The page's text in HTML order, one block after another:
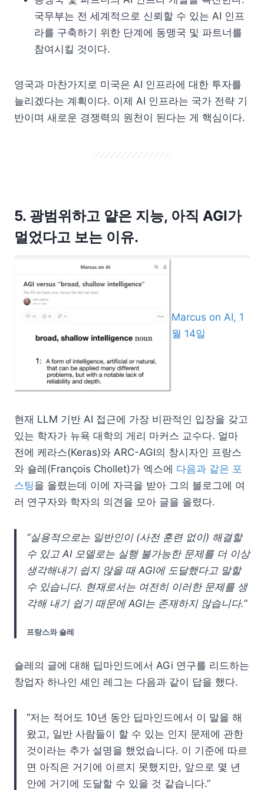
국무부는 전 세계적으로 신뢰할 수 있는 AI 인프
라를 구축하기 위한 단계에 동맹국 및 파트너를
참여시킬 것이다.
영국과 마찬가지로 미국은 AI 인프라에 대한 투자를
늘리겠다는 계획이다. 이제 AI 인프라는 국가 전략 기
반이며 새로운 경쟁력의 원천이 된다는 게 핵심이다.
5. 광범위하고 얕은 지능, 아직 AGI가
멀었다고 보는 이유.
Marcus on AI, 1
월 14일
현재 LLM 기반 AI 접근에 가장 비판적인 입장을 갖고
있는 학자가 뉴욕 대학의 게리 마커스 교수다. 얼마
전에 케라스(Keras)와 ARC-AGI의 창시자인 프랑스
와 숄레(François Chollet)가 엑스에 다음과 같은 포
스팅을 올렸는데 이에 자극을 받아 그의 블로그에 여
러 연구자와 학자의 의견을 모아 글을 올렸다.
“실용적으로는 일반인이 (사전 훈련 없이) 해결할
수 있고 AI 모델로는 실행 불가능한 문제를 더 이상
생각해내기 쉽지 않을 때 AGI에 도달했다고 말할
수 있습니다. 현재로서는 여전히 이러한 문제를 생
각해 내기 쉽기 때문에 AGI는 존재하지 않습니다.”
프랑스와 숄레
숄레의 글에 대해 딥마인드에서 AGi 연구를 리드하는
창업자 하나인 셰인 레그는 다음과 같이 답을 했다.
“저는 적어도 10년 동안 딥마인드에서 이 말을 해
왔고, 일반 사람들이 할 수 있는 인지 문제에 관한
것이라는 추가 설명을 했었습니다. 이 기준에 따르
면 아직은 거기에 이르지 못했지만, 앞으로 몇 년
안에 거기에 도달할 수 있을 것 같습니다.”